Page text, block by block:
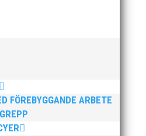
FÖREBYGGANDE ARBETE
har snart varit iväg en vecka.
med mycket glädje hela
MAI löparen Johan Larsson